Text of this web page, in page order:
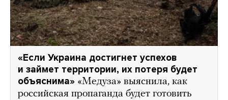
«Если Украина достигнет успехов
и займет территории, их потеря будет
объяснима» «Медуза» выяснила, как
российская пропаганда будет готовить